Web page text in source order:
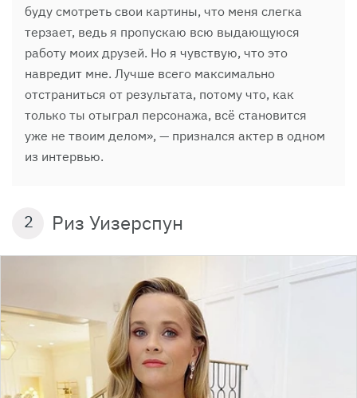
буду смотреть свои картины, что меня слегка
терзает, ведь я пропускаю всю выдающуюся
работу моих друзей. Но я чувствую, что это
навредит мне. Лучше всего максимально
отстраниться от результата, потому что, как
только ты отыграл персонажа, всё становится
уже не твоим делом», — признался актер в одном
из интервью.
2 Риз Уизерспун